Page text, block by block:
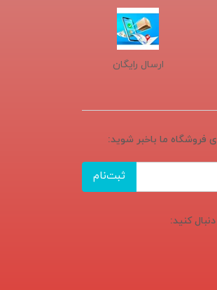
ارسال رایگان
فروشگاه ما باخبر شوید:
ثبت‌نام
کنید: